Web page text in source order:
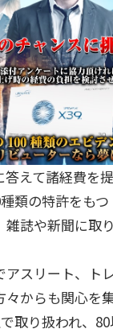
答えて諸経費を
類の特許をもつ
雑誌や新聞に取
アスリート、ト
からも関心を
取り扱われ、80